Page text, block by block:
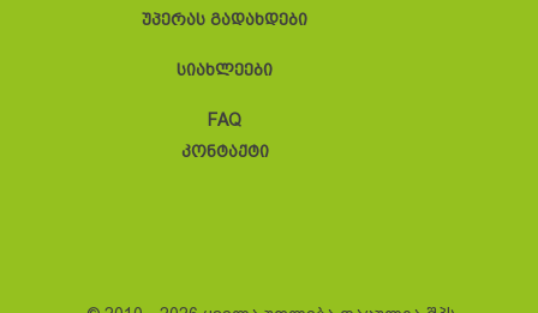
უპერას გადახდები
სიახლეები
FAQ
კონტაქტი